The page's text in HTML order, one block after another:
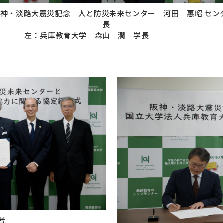
・淡路大震災記念 人と防災未来センター 河田 惠昭 セン
長
左：兵庫教育大学 森山 潤 学長